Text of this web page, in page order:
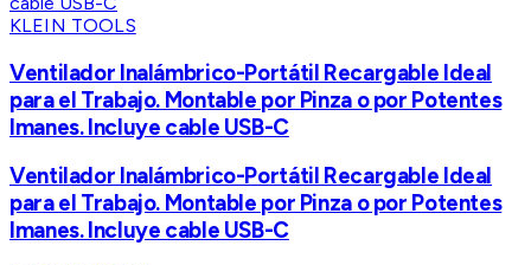
KLEIN TOOLS
Ventilador Inalámbrico-Portátil Recargable Ideal
para el Trabajo. Montable por Pinza o por Potentes
Imanes. Incluye cable USB-C
Ventilador Inalámbrico-Portátil Recargable Ideal
para el Trabajo. Montable por Pinza o por Potentes
Imanes. Incluye cable USB-C